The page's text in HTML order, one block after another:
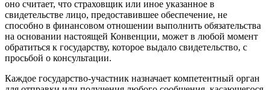
оно считает, что страховщик или иное указанное в
свидетельстве лицо, предоставившее обеспечение, не
способно в финансовом отношении выполнить обязательства
на основании настоящей Конвенции, может в любой момент
обратиться к государству, которое выдало свидетельство, с
просьбой о консультации.
Каждое государство-участник назначает компетентный орган